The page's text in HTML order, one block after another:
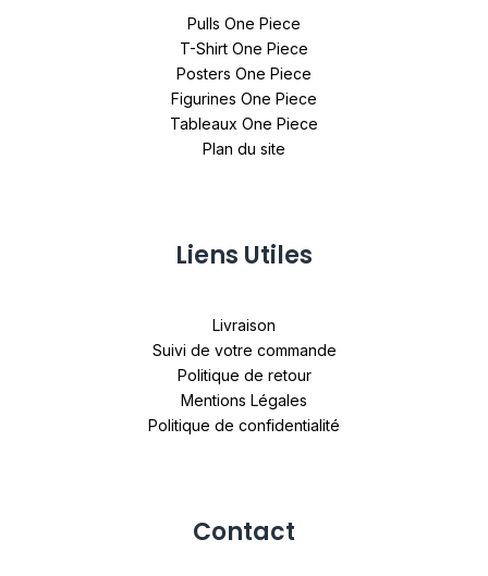
Pulls One Piece
T-Shirt One Piece
Posters One Piece
Figurines One Piece
Tableaux One Piece
Plan du site
Liens Utiles
Livraison
Suivi de votre commande
Politique de retour
Mentions Légales
Politique de confidentialité
Contact